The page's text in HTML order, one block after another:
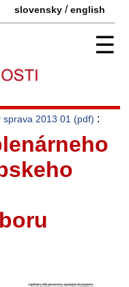
slovensky /english
☰
sprava 2013 01 (pdf) :